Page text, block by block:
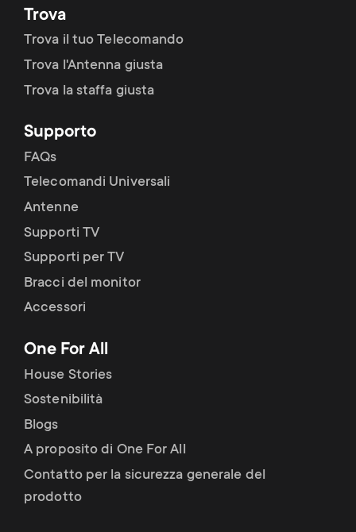
Trova
Trova il tuo Telecomando
Trova l'Antenna giusta
Trova la staffa giusta
Supporto
FAQs
Telecomandi Universali
Antenne
Supporti TV
Supporti per TV
Bracci del monitor
Accessori
One For All
House Stories
Sostenibilità
Blogs
A proposito di One For All
Contatto per la sicurezza generale del
prodotto